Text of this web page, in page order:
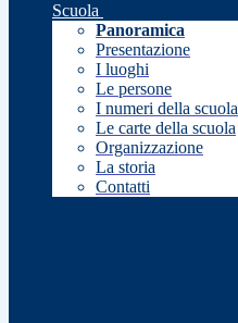
Scuola
Panoramica
Presentazione
I luoghi
Le persone
I numeri della scuola
Le carte della scuola
Organizzazione
La storia
Contatti